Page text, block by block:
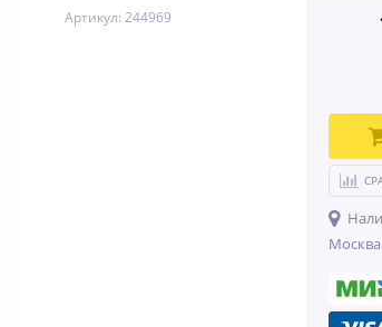
Артикул: 244969
Москва